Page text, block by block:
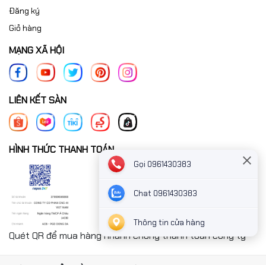
Đăng ký
Giỏ hàng
MẠNG XÃ HỘI
LIÊN KẾT SÀN
HÌNH THỨC THANH TOÁN
Quét QR để mua hàng nhanh chóng thanh toán công ty
Gọi 0961430383
Chat 0961430383
Thông tin cửa hàng